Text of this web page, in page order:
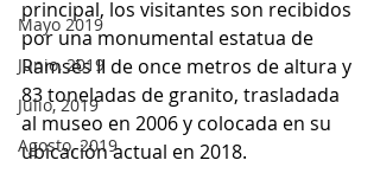
Mayo 2019
Junio, 2019
Julio, 2019
Agosto, 2019
principal, los visitantes son recibidos
por una monumental estatua de
Ramsés II de once metros de altura y
83 toneladas de granito, trasladada
al museo en 2006 y colocada en su
ubicación actual en 2018.